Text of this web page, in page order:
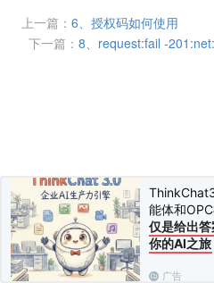
能体和
仅是给出答
你的AI之旅
广告
上一篇： 6、授权码如何使用
下一篇： 8、request:fail -